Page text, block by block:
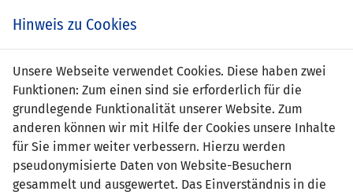
Dominic Spalt
Position: Mittelfeld
Geburtsdatum: 25. März 1988
Hinweis zu Cookies
Unsere Webseite verwendet Cookies. Diese haben zwei
Funktionen: Zum einen sind sie erforderlich für die
grundlegende Funktionalität unserer Website. Zum
anderen können wir mit Hilfe der Cookies unsere Inhalte
für Sie immer weiter verbessern. Hierzu werden
pseudonymisierte Daten von Website-Besuchern
gesammelt und ausgewertet. Das Einverständnis in die